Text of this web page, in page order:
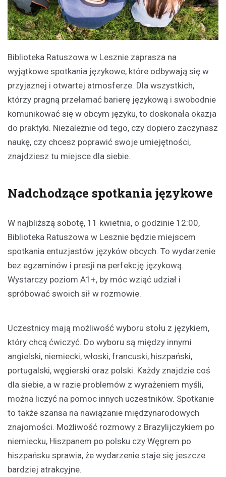
Biblioteka Ratuszowa w Lesznie zaprasza na
wyjątkowe spotkania językowe, które odbywają się w
przyjaznej i otwartej atmosferze. Dla wszystkich,
którzy pragną przełamać barierę językową i swobodnie
komunikować się w obcym języku, to doskonała okazja
do praktyki. Niezależnie od tego, czy dopiero zaczynasz
naukę, czy chcesz poprawić swoje umiejętności,
znajdziesz tu miejsce dla siebie.
Nadchodzące spotkania językowe
W najbliższą sobotę, 11 kwietnia, o godzinie 12:00,
Biblioteka Ratuszowa w Lesznie będzie miejscem
spotkania entuzjastów języków obcych. To wydarzenie
bez egzaminów i presji na perfekcję językową.
Wystarczy poziom A1+, by móc wziąć udział i
spróbować swoich sił w rozmowie.
Uczestnicy mają możliwość wyboru stołu z językiem,
który chcą ćwiczyć. Do wyboru są między innymi
angielski, niemiecki, włoski, francuski, hiszpański,
portugalski, węgierski oraz polski. Każdy znajdzie coś
dla siebie, a w razie problemów z wyrażeniem myśli,
można liczyć na pomoc innych uczestników. Spotkanie
to także szansa na nawiązanie międzynarodowych
znajomości. Możliwość rozmowy z Brazylijczykiem po
niemiecku, Hiszpanem po polsku czy Węgrem po
hiszpańsku sprawia, że wydarzenie staje się jeszcze
bardziej atrakcyjne.